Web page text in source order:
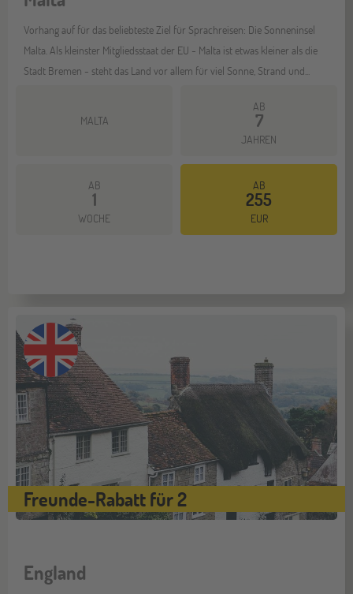
Vorhang auf für das beliebteste Ziel für Sprachreisen: Die Sonneninsel
Malta. Als kleinster Mitgliedsstaat der EU - Malta ist etwas kleiner als die
Stadt Bremen - steht das Land vor allem für viel Sonne, Strand und...
MALTA
AB
7
JAHREN
AB
1
WOCHE
AB
255
EUR
Freunde-Rabatt für 2
England